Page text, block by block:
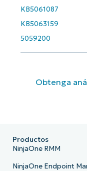
KB5061087
KB5063159
5059200
Obtenga
Productos
NinjaOne RMM
NinjaOne Endpoint